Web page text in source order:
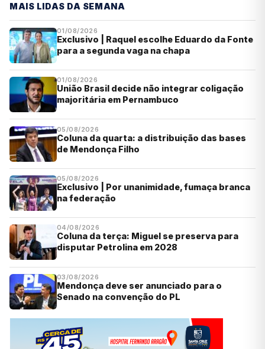
MAIS LIDAS DA SEMANA
01/08/2026
Exclusivo | Raquel escolhe Eduardo da Fonte
para a segunda vaga na chapa
01/08/2026
União Brasil decide não integrar coligação
majoritária em Pernambuco
05/08/2026
Coluna da quarta: a distribuição das bases
de Mendonça Filho
05/08/2026
Exclusivo | Por unanimidade, fumaça branca
na federação
04/08/2026
Coluna da terça: Miguel se preserva para
disputar Petrolina em 2028
03/08/2026
Mendonça deve ser anunciado para o
Senado na convenção do PL